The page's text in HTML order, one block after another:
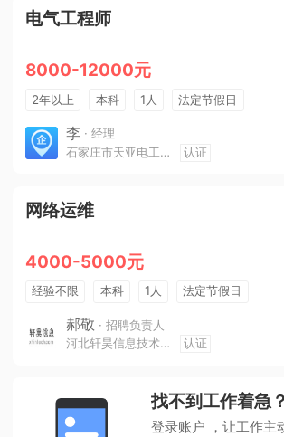
电气工程师
8000-12000元
2年以上 本科 1人 法定节假日
李 · 经理
石家庄市天亚电工电气有限责任公司
认证
网络运维
4000-5000元
经验不限 本科 1人
法定节假日
休假制度
五险一金
郝敬 · 招聘负责人
河北轩昊信息技术有限公司
认证
找不到工作着急？
登录账户 ，让工作主